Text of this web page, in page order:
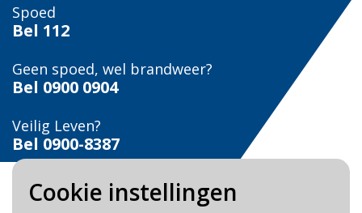
Cookie instellingen
Spoed
Bel 112
Geen spoed, wel brandweer?
Bel 0900 0904
Veilig Leven?
Bel 0900-8387